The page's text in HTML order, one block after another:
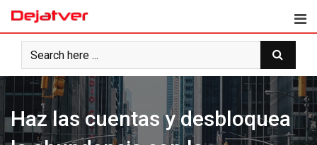
Skip
content
Haz las cuentas y desbloquea